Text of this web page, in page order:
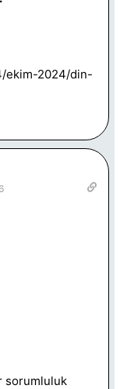
ekim-2024/din-
sorumluluk